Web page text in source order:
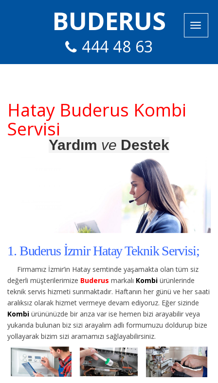
BUDERUS
444 48 63
Hatay Buderus Kombi
Servisi
Yardım ve Destek
1. Buderus İzmir Hatay Teknik Servisi;
Firmamız İzmir’in Hatay semtinde yaşamakta olan tüm siz
değerli müşterilerimize Buderus markalı Kombi ürünlerinde
teknik servis hizmeti sunmaktadır. Haftanın her günü ve her saati
aralıksız olarak hizmet vermeye devam ediyoruz. Eğer sizinde
Kombi ürününüzde bir arıza var ise hemen bizi arayabilir veya
yukarıda bulunan biz sizi arayalım adlı formumuzu doldurup bize
yollayarak bizim sizi aramamızı sağlayabilirsiniz.